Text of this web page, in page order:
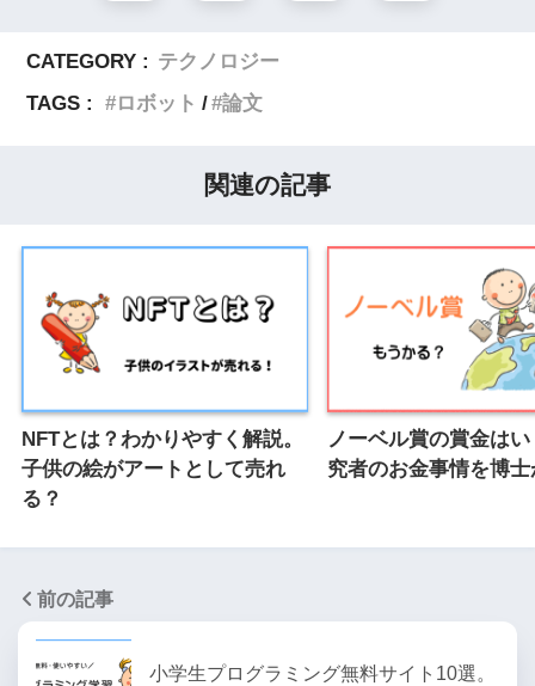
CATEGORY : テクノロジー
TAGS :
ロボット 論文
関連の記事
NFTとは？わかりやすく解説。
子供の絵がアートとして売れ
る？
ノーベル賞の賞金は
究者のお金事情を博
前の記事
小学生プログラミング無料サイト10選。